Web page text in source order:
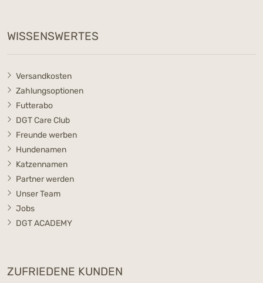
WISSENSWERTES
Versandkosten
Zahlungsoptionen
Futterabo
DGT Care Club
Freunde werben
Hundenamen
Katzennamen
Partner werden
Unser Team
Jobs
DGT ACADEMY
ZUFRIEDENE KUNDEN